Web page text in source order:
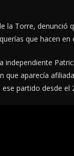
la Torre,
que hacen en
aparecía
partido desde el